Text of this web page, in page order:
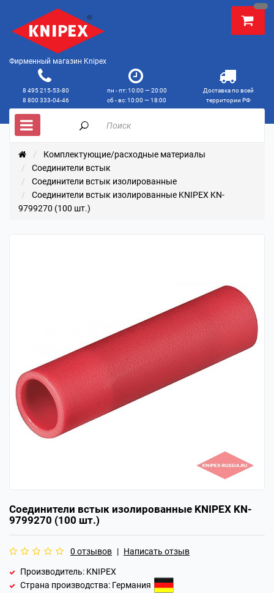
Фирменный магазин Knipex
8 495 215-53-80
8 800 333-04-46
пн - пт: 10:00 — 20:00
сб - вс: 10:00 — 18:00
Доставка по всей
территории РФ
Комплектующие/расходные материалы
Соединители встык
Соединители встык изолированные
Соединители встык изолированные KNIPEX KN-
9799270 (100 шт.)
Соединители встык изолированные KNIPEX KN-
9799270 (100 шт.)
0 отзывов | Написать отзыв
Производитель: KNIPEX
Страна производства: Германия